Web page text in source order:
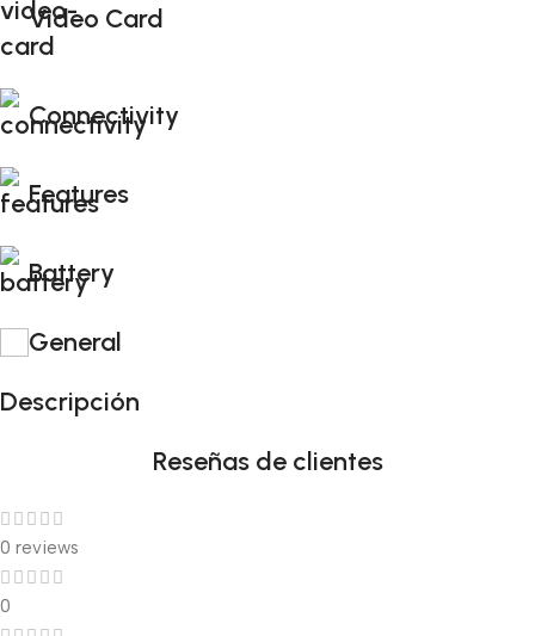
Video Card
Connectivity
Features
Battery
General
Descripción
Reseñas de clientes
0 reviews
0